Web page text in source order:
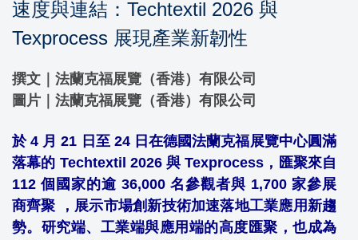
速度與連結：Techtextil 2026 與
Texprocess 展現產業新韌性
撰文｜法蘭克福展覽（香港）有限公司
圖片｜法蘭克福展覽（香港）有限公司
於4 月 21 日至 24 日在德國法蘭克福展覽中心圓滿
落幕的 Techtextil 2026 與 Texprocess，匯聚來自
112 個國家的逾 36,000 名參觀者與 1,700 家參展
商齊聚 ，展示市場創新技術加速落地工業應用新趨
勢。研究端、工業端與應用端的高度匯聚，也成為